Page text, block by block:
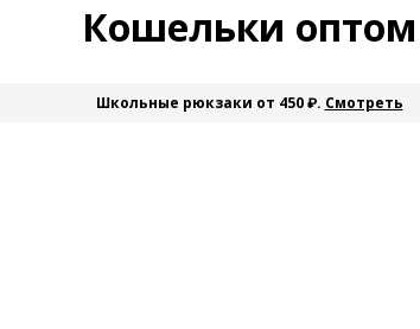
Кошельки оптом
Школьные рюкзаки от 450 ₽. Смотреть